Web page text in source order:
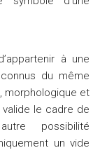
à une
du même
morphologique et
le cadre de
possibilité
un vide